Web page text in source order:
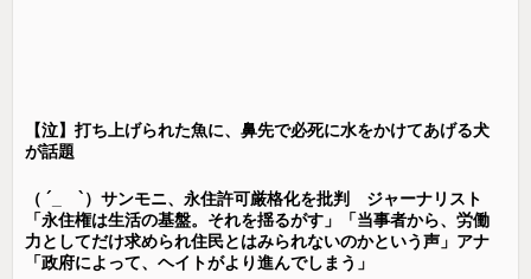
【泣】打ち上げられた魚に、鼻先で必死に水をかけてあげる犬
が話題
（ ´_ゝ`）サンモニ、永住許可厳格化を批判 ジャーナリスト
「永住権は生活の基盤。それを揺るがす」「当事者から、労働
力としてだけ求められ住民とはみられないのかという声」アナ
「政府によって、ヘイトがより進んでしまう」